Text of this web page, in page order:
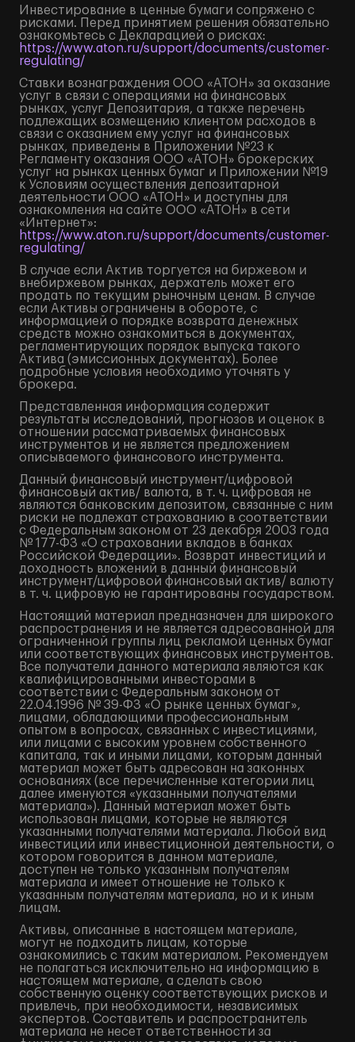
Инвестирование в ценные бумаги сопряжено с
рисками. Перед принятием решения обязательно
ознакомьтесь с Декларацией о рисках:
https://www.aton.ru/support/documents/customer-
regulating/
Ставки вознаграждения ООО «АТОН» за оказание
услуг в связи с операциями на финансовых
рынках, услуг Депозитария, а также перечень
подлежащих возмещению клиентом расходов в
связи с оказанием ему услуг на финансовых
рынках, приведены в Приложении №23 к
Регламенту оказания ООО «АТОН» брокерских
услуг на рынках ценных бумаг и Приложении №19
к Условиям осуществления депозитарной
деятельности ООО «АТОН» и доступны для
ознакомления на сайте ООО «АТОН» в сети
«Интернет»:
https://www.aton.ru/support/documents/customer-
regulating/
В случае если Актив торгуется на биржевом и
внебиржевом рынках, держатель может его
продать по текущим рыночным ценам. В случае
если Активы ограничены в обороте, с
информацией о порядке возврата денежных
средств можно ознакомиться в документах,
регламентирующих порядок выпуска такого
Актива (эмиссионных документах). Более
подробные условия необходимо уточнять у
брокера.
Представленная информация содержит
результаты исследований, прогнозов и оценок в
отношении рассматриваемых финансовых
инструментов и не является предложением
описываемого финансового инструмента.
Данный финансовый инструмент/цифровой
финансовый актив/ валюта, в т. ч. цифровая не
являются банковским депозитом, связанные с ним
риски не подлежат страхованию в соответствии
с Федеральным законом от 23 декабря 2003 года
№ 177-ФЗ «О страховании вкладов в банках
Российской Федерации». Возврат инвестиций и
доходность вложений в данный финансовый
инструмент/цифровой финансовый актив/ валюту
в т. ч. цифровую не гарантированы государством.
Настоящий материал предназначен для широкого
распространения и не является адресованной для
ограниченной группы лиц рекламой ценных бумаг
или соответствующих финансовых инструментов.
Все получатели данного материала являются как
квалифицированными инвесторами в
соответствии с Федеральным законом от
22.04.1996 № 39-ФЗ «О рынке ценных бумаг»,
лицами, обладающими профессиональным
опытом в вопросах, связанных с инвестициями,
или лицами с высоким уровнем собственного
капитала, так и иными лицами, которым данный
материал может быть адресован на законных
основаниях (все перечисленные категории лиц
далее именуются «указанными получателями
материала»). Данный материал может быть
использован лицами, которые не являются
указанными получателями материала. Любой вид
инвестиций или инвестиционной деятельности, о
котором говорится в данном материале,
доступен не только указанным получателям
материала и имеет отношение не только к
указанным получателям материала, но и к иным
лицам.
Активы, описанные в настоящем материале,
могут не подходить лицам, которые
ознакомились с таким материалом. Рекомендуем
не полагаться исключительно на информацию в
настоящем материале, а сделать свою
собственную оценку соответствующих рисков и
привлечь, при необходимости, независимых
экспертов. Составитель и распространитель
материала не несет ответственности за